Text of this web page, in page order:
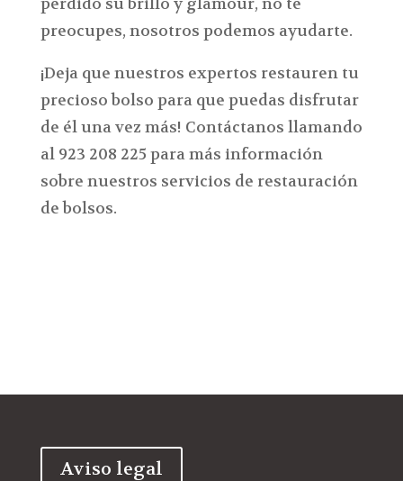
preocupes, nosotros podemos ayudarte.
¡Deja que nuestros expertos restauren tu
precioso bolso para que puedas disfrutar
de él una vez más! Contáctanos llamando
al 923 208 225 para más información
sobre nuestros servicios de restauración
de bolsos.
Aviso legal